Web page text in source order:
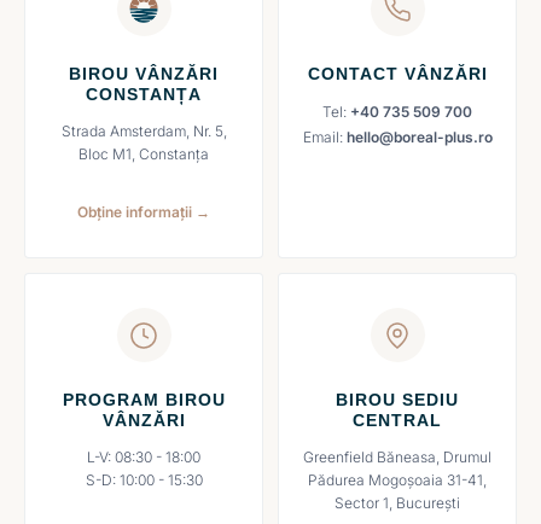
BIROU VÂNZĂRI
CONSTANȚA
Strada Amsterdam, Nr. 5,
Bloc M1, Constanța
Obține informații →
CONTACT VÂNZĂRI
Tel: +40 735 509 700
Email: hello@boreal-plus.ro
PROGRAM BIROU
VÂNZĂRI
L-V: 08:30 - 18:00
S-D: 10:00 - 15:30
BIROU SEDIU
CENTRAL
Greenfield Băneasa, Drumul
Pădurea Mogoșoaia 31-41,
Sector 1, București